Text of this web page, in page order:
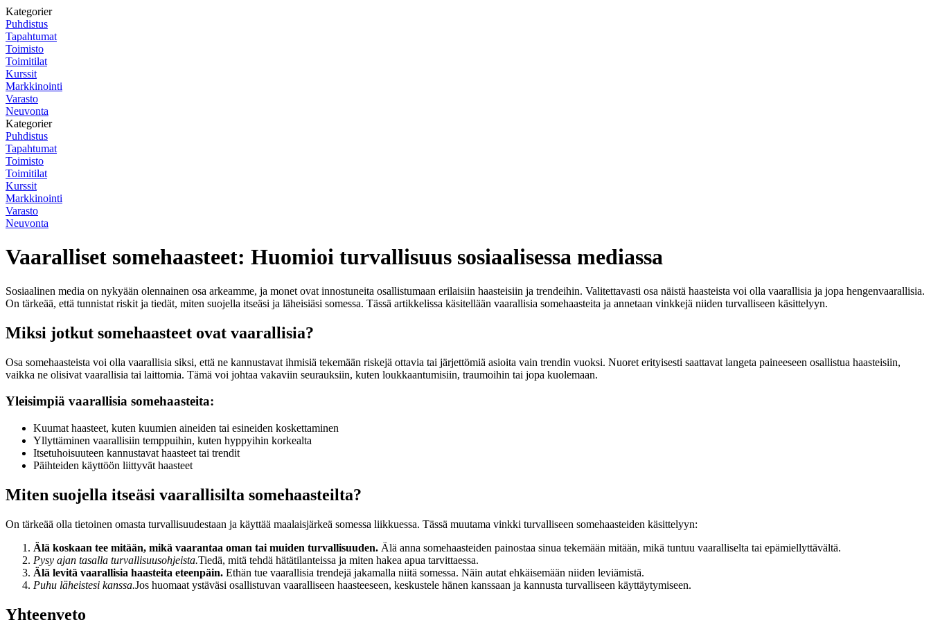
Kategorier
Puhdistus
Tapahtumat
Toimisto
Toimitilat
Kurssit
Markkinointi
Varasto
Neuvonta
Kategorier
Puhdistus
Tapahtumat
Toimisto
Toimitilat
Kurssit
Markkinointi
Varasto
Neuvonta
Vaaralliset somehaasteet: Huomioi turvallisuus sosiaalisessa mediassa
Sosiaalinen media on nykyään olennainen osa arkeamme, ja monet ovat innostuneita osallistumaan erilaisiin haasteisiin ja trendeihin. Valitettavasti osa näistä haasteista voi olla vaarallisia ja jopa hengenvaarallisia.
On tärkeää, että tunnistat riskit ja tiedät, miten suojella itseäsi ja läheisiäsi somessa. Tässä artikkelissa käsitellään vaarallisia somehaasteita ja annetaan vinkkejä niiden turvalliseen käsittelyyn.
Miksi jotkut somehaasteet ovat vaarallisia?
Osa somehaasteista voi olla vaarallisia siksi, että ne kannustavat ihmisiä tekemään riskejä ottavia tai järjettömiä asioita vain trendin vuoksi. Nuoret erityisesti saattavat langeta paineeseen osallistua haasteisiin,
vaikka ne olisivat vaarallisia tai laittomia. Tämä voi johtaa vakaviin seurauksiin, kuten loukkaantumisiin, traumoihin tai jopa kuolemaan.
Yleisimpiä vaarallisia somehaasteita:
Kuumat haasteet, kuten kuumien aineiden tai esineiden koskettaminen
Yllyttäminen vaarallisiin temppuihin, kuten hyppyihin korkealta
Itsetuhoisuuteen kannustavat haasteet tai trendit
Päihteiden käyttöön liittyvät haasteet
Miten suojella itseäsi vaarallisilta somehaasteilta?
On tärkeää olla tietoinen omasta turvallisuudestaan ja käyttää maalaisjärkeä somessa liikkuessa. Tässä muutama vinkki turvalliseen somehaasteiden käsittelyyn:
Älä koskaan tee mitään, mikä vaarantaa oman tai muiden turvallisuuden. Älä anna somehaasteiden painostaa sinua tekemään mitään, mikä tuntuu vaaralliselta tai epämiellyttävältä.
Pysy ajan tasalla turvallisuusohjeista.Tiedä, mitä tehdä hätätilanteissa ja miten hakea apua tarvittaessa.
Älä levitä vaarallisia haasteita eteenpäin. Ethän tue vaarallisia trendejä jakamalla niitä somessa. Näin autat ehkäisemään niiden leviämistä.
Puhu läheistesi kanssa.Jos huomaat ystäväsi osallistuvan vaaralliseen haasteeseen, keskustele hänen kanssaan ja kannusta turvalliseen käyttäytymiseen.
Yhteenveto